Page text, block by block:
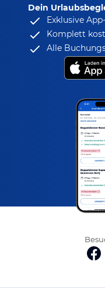
Dein
Exklusive
Komplett
Alle